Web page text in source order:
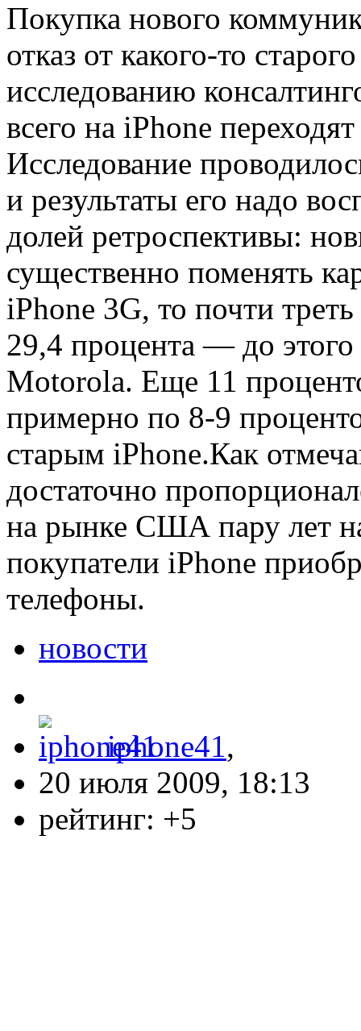
Покупка нового
отказ от какого-то
исследованию
всего на iPhone
Исследование
и результаты его надо
долей ретроспективы:
существенно поменять
iPhone 3G, то почти
29,4 процента — до этого
Motorola. Еще 11
примерно по 8-9
старым iPhone.Как
достаточно
на рынке США пару лет
покупатели iPhone
телефоны.
новости
iphone41,
20 июля 2009, 18:13
рейтинг: +5